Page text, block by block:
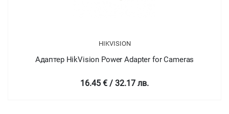
HIKVISION
Адаптер HikVision Power Adapter for Cameras
16.45 € / 32.17 лв.